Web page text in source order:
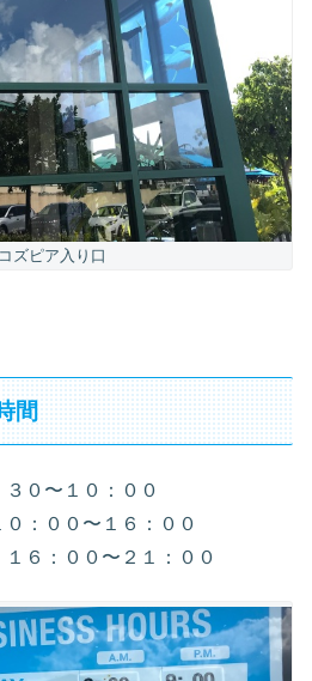
ズピア入り口
間
０〜１０：００
：００〜１６：００
６：００〜２１：００